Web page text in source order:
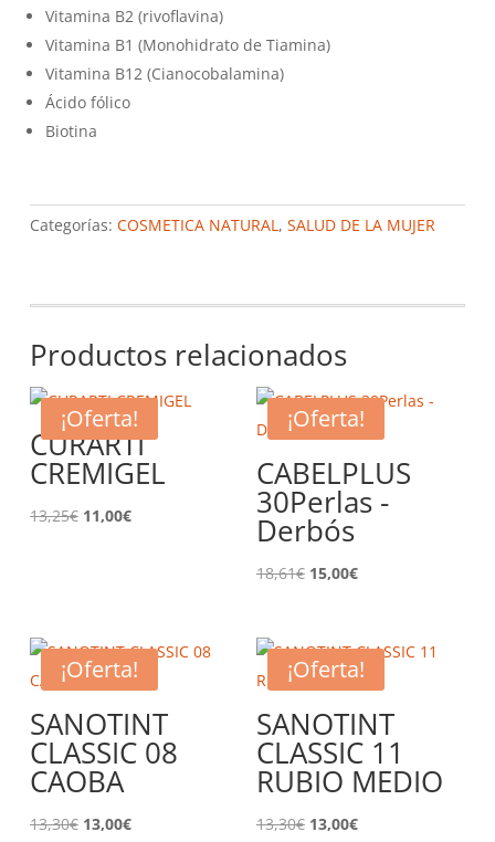
Vitamina B2 (rivoflavina)
Vitamina B1 (Monohidrato de Tiamina)
Vitamina B12 (Cianocobalamina)
Ácido fólico
Biotina
Categorías: COSMETICA NATURAL, SALUD DE LA MUJER
Productos relacionados
¡Oferta!
CURARTI
CREMIGEL
13,25€ El
11,00€El
¡Oferta!
CABELPLUS
30Perlas -
Derbós
18,61€ El
era:
18,61€.
15,00€El
es:
15,00€.
¡Oferta!
SANOTINT
CLASSIC 08
CAOBA
13,30€ El
13,00€El
¡Oferta!
SANOTINT
CLASSIC 11
RUBIO MEDIO
13,30€ El
13,00€El